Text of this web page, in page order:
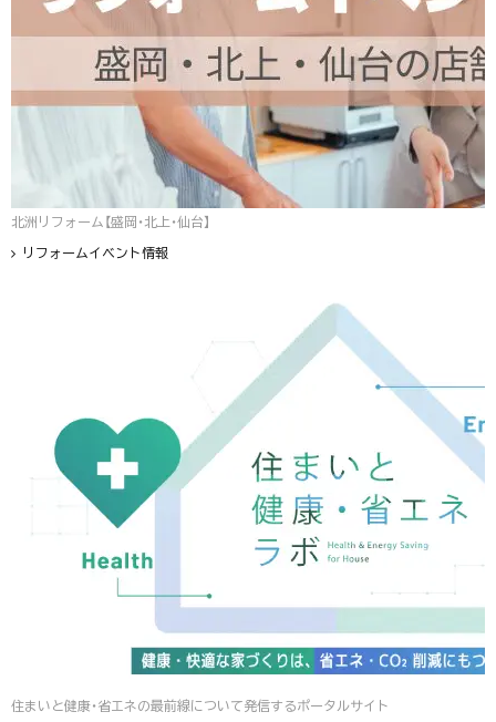
北洲リフォーム【盛岡・北上・仙台】
リフォームイベント情報
住まいと健康・省エネの最前線について発信するポータルサイト